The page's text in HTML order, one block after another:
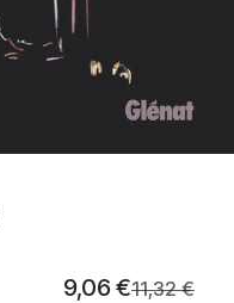
9,06 €11,32€